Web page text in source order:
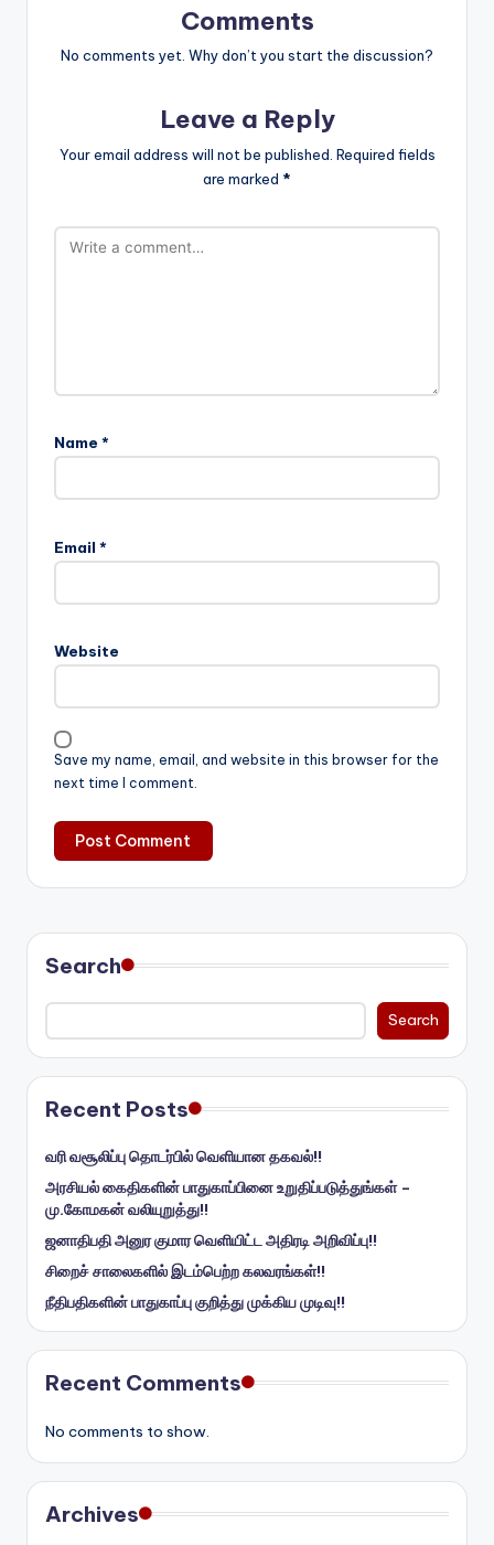
Comments
No comments yet. Why don’t you start the discussion?
Leave a Reply
Your email address will not be published. Required fields
are marked *
Name *
Email *
Website
Save my name, email, and website in this browser for the
next time I comment.
Search
Search
Recent Posts
வரி வசூலிப்பு தொடர்பில் வெளியான தகவல்!!
அரசியல் கைதிகளின் பாதுகாப்பினை உறுதிப்படுத்துங்கள் –
மு.கோமகன் வலியுறுத்து!!
ஜனாதிபதி அனுர குமார வெளியிட்ட அதிரடி அறிவிப்பு!!
சிறைச் சாலைகளில் இடம்பெற்ற கலவரங்கள்!!
நீதிபதிகளின் பாதுகாப்பு குறித்து முக்கிய முடிவு!!
Recent Comments
No comments to show.
Archives